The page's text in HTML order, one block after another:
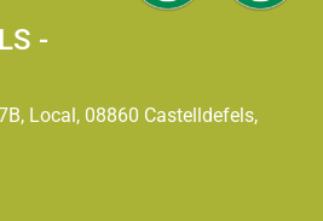
-
Local, 08860 Castelldefels,